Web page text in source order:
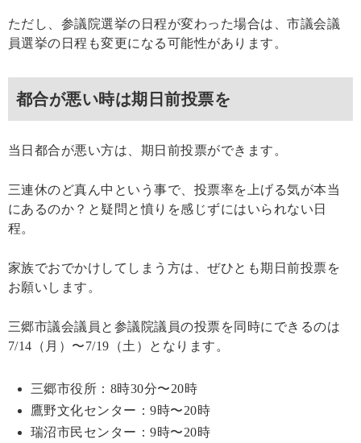
ただし、参議院選挙の日程が変わった場合は、市議会議
員選挙の日程も変更になる可能性があります。
都合が悪い時は期日前投票を
当日都合が悪い方は、期日前投票ができます。
三連休のど真ん中という事で、投票率を上げる気が本当
にあるのか？と疑問と憤りを感じずにはいられない日
程。
家族でおでかけしてしまう方は、ぜひとも期日前投票を
お願いします。
三郷市議会議員と参議院議員の投票を同時にできるのは
7/14（月）〜7/19（土）となります。
三郷市役所：8時30分〜20時
鷹野文化センター：9時〜20時
瑞沼市民センター：9時〜20時